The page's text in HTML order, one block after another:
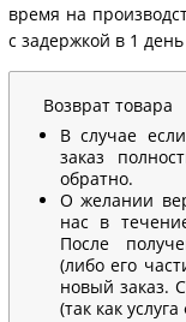
время на
с задержкой в 1 день
Возврат товара
В случае
заказ
обратно.
О желании
нас в
После
(либо его
новый заказ.
(так как